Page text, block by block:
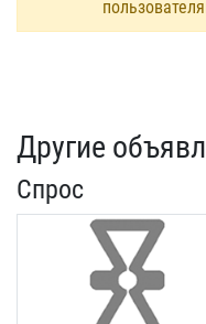
Другие
Спрос